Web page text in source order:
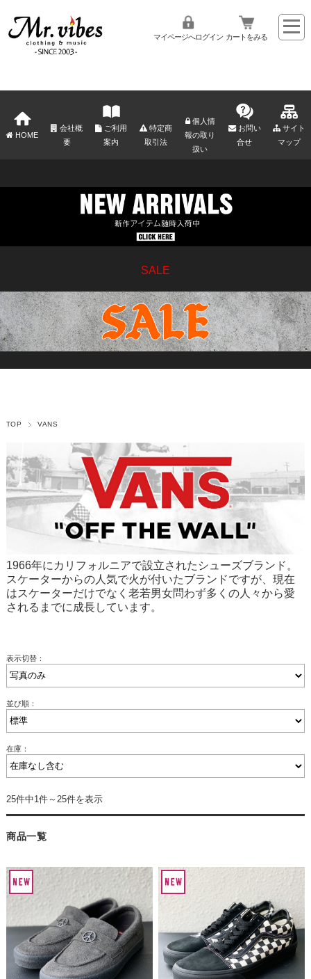
マイページへログイン カートをみる
HOME
会社概
要
ご利用
案内
特定商
取引法
個人情
報の取り
扱い
お問い
合せ
サイト
マップ
SALE
TOP VANS
1966年にカリフォルニアで設立されたシューズブランド。
スケーターからの人気で火が付いたブランドですが、現在
はスケーターだけでなく老若男女問わず多くの人々から愛
されるまでに成長しています。
表示切替：
並び順：
在庫：
25件中1件～25件を表示
商品一覧